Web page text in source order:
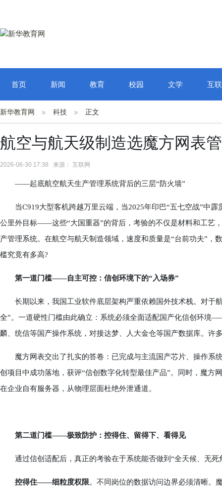
首页 新闻 教育 校园 文学 互
新华教育网 科技 正文
航空与航天级制造选魔方网表
2026-06-30 17:38 来源： 互联网
——起底航空航天生产管理系统背后的三层“防火墙”
当C919大型客机跨越万里云端，当2025年印巴“五七空战”中霹
公里外目标——这些“大国重器”的背后，考验的不仅是材料和工艺
产管理系统。在航空与航天制造领域，速度和质量是“台前功夫”，
槛究竟有多高?
第一道门槛——自主可控：信创环境下的“入场券”
长期以来，我国工业软件底层架构严重依赖国外技术栈。对于
全”。一道硬性门槛由此确立：系统必须全面适配国产化信创环境
麟、统信等国产操作系统，对接达梦、人大金仓等国产数据库。许
魔方网表交出了扎实的答卷：已完成与主流国产芯片、操作系
创项目中成功落地，获评“信创数字化转型最佳产品”。同时，魔方
在企业自有服务器，从物理层面杜绝外泄通道。
第二道门槛——极致防护：控得住、留得下、看得见
通过信创适配后，真正的考验在于系统能否做到“全天候、无死
控得住——细粒度权限。不同岗位的数据访问边界必须清晰。